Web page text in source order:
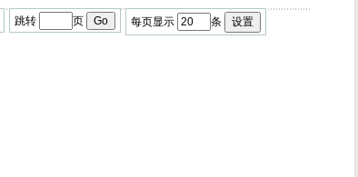
跳转 页 每页显示 条